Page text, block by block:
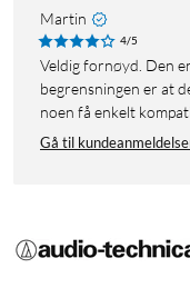
Martin
4/5
Veldig fornøyd. Den eneste negative eller snarere
begrensningen er at
noen få enkelt
Gå til